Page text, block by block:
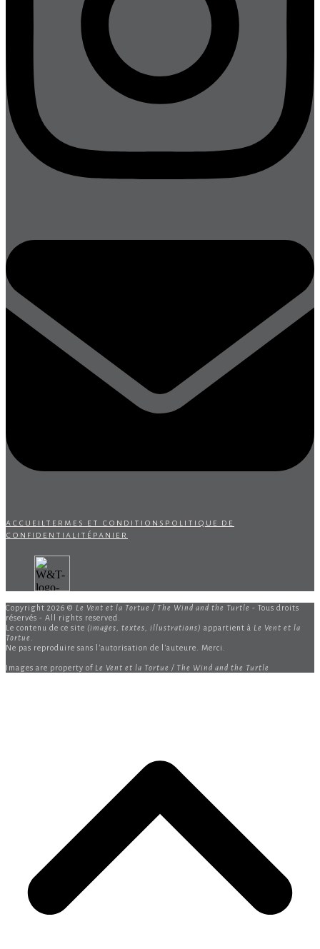
accueil termes et conditions politique de
confidentialité panier
Copyright 2026 © Le Vent et la Tortue / The Wind and the Turtle - Tous droits
réservés - All rights reserved.
Le contenu de ce site (images, textes, illustrations) appartient à Le Vent et la
Tortue
Ne pas reproduire sans l'autorisation de l'auteure. Merci.
Images are property of Le Vent et la Tortue / The Wind and the Turtle